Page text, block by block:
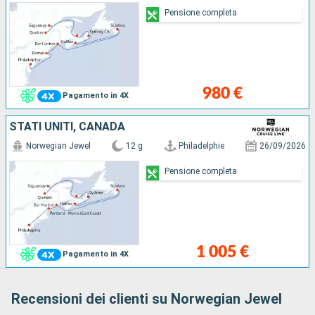
Pagamento in 4X 980 €
Pensione completa
STATI UNITI, CANADA
Pagamento in 4X
Norwegian Jewel 12 g Philadelphie 26/09/2026
1 005 €
Pensione completa
Recensioni dei clienti su Norwegian Jewel